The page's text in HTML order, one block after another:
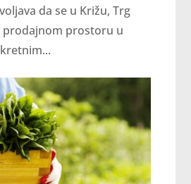
da se u Križu, Trg
prodajnom prostoru u